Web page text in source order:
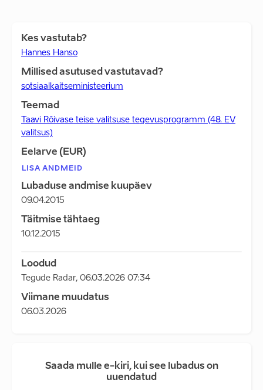
Kes vastutab?
Hannes Hanso
Millised asutused vastutavad?
sotsiaalkaitseministeerium
Teemad
Taavi Rõivase teise valitsuse tegevusprogramm (48. EV
valitsus)
Eelarve (EUR)
LISA ANDMEID
Lubaduse andmise kuupäev
09.04.2015
Täitmise tähtaeg
10.12.2015
Loodud
Tegude Radar, 06.03.2026 07:34
Viimane muudatus
06.03.2026
Saada mulle e-kiri, kui see lubadus on
uuendatud